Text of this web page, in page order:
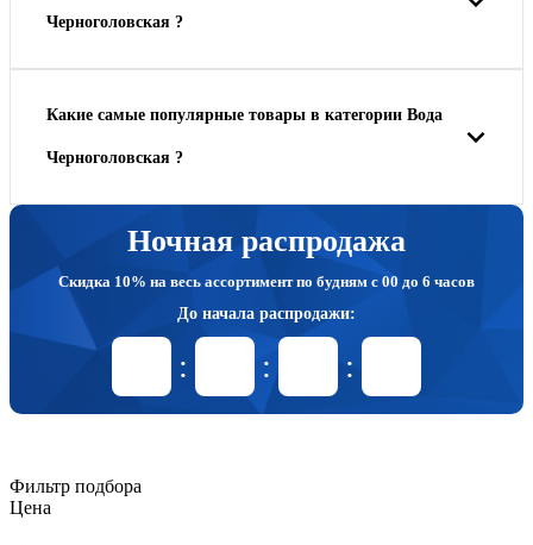
Черноголовская ?
Какие самые популярные товары в категории Вода
Черноголовская ?
Ночная распродажа
Скидка 10% на весь ассортимент по будням с 00 до 6 часов
До начала распродажи:
Фильтр подбора
Цена